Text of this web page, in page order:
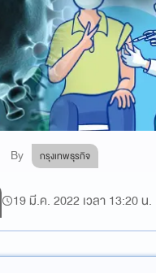
By กรุงเทพธุรกิจ
19 มี.ค. 2022 เวลา 13:20 น.